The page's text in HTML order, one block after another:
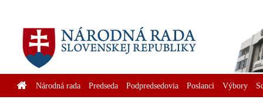
Národná rada Predseda Podpredsedovia Poslanci Výbory